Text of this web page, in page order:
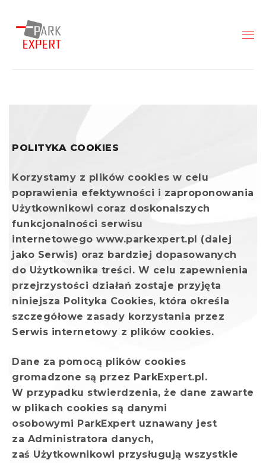
POLITYKA COOKIES
Korzystamy z plików cookies w celu
poprawienia efektywności i zaproponowania
Użytkownikowi coraz doskonalszych
funkcjonalności serwisu
internetowego www.parkexpert.pl (dalej
jako Serwis) oraz bardziej dopasowanych
do Użytkownika treści. W celu zapewnienia
przejrzystości działań zostaje przyjęta
niniejsza Polityka Cookies, która określa
szczegółowe zasady korzystania przez
Serwis internetowy z plików cookies.
Dane za pomocą plików cookies
gromadzone są przez ParkExpert.pl.
W przypadku stwierdzenia, że dane zawarte
w plikach cookies są danymi
osobowymi ParkExpert uznawany jest
za Administratora danych,
zaś Użytkownikowi przysługują wszystkie